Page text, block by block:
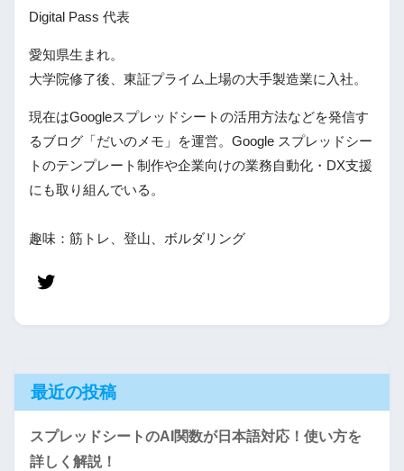
Digital Pass 代表
愛知県生まれ。
大学院修了後、東証プライム上場の大手製造業に入社。
現在はGoogleスプレッドシートの活用方法などを発信す
るブログ「だいのメモ」を運営。Google スプレッドシー
トのテンプレート制作や企業向けの業務自動化・DX支援
にも取り組んでいる。
趣味：筋トレ、登山、ボルダリング
最近の投稿
スプレッドシートのAI関数が日本語対応！使い方を
詳しく解説！